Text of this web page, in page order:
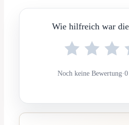
Wie hilfreich war
Noch keine Bewertung·